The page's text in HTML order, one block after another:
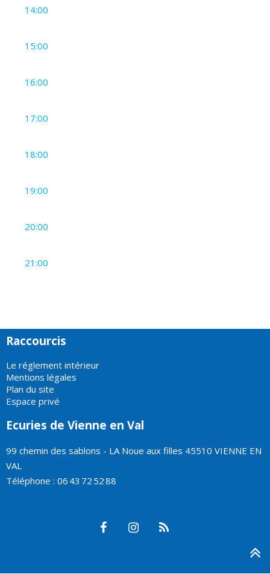
14:00
15:00
16:00
17:00
18:00
19:00
20:00
21:00
Raccourcis
Le réglement intérieur
Mentions légales
Plan du site
Espace privé
Ecuries de Vienne en Val
99 chemin des sablons - LA Noue aux filles 45510 VIENNE EN
VAL
Téléphone : 06 43 72 52 88